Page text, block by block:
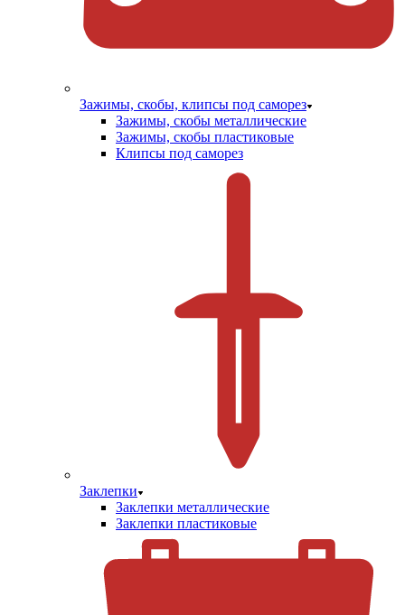
Зажимы, скобы, клипсы под саморез
Зажимы, скобы металлические
Зажимы, скобы пластиковые
Клипсы под саморез
Заклепки
Заклепки металлические
Заклепки пластиковые